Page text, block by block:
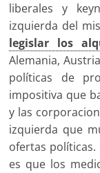
liberales y
izquierda del
legislar los
Alemania,
políticas de
impositiva que
y las
izquierda que
ofertas políticas.
es que los